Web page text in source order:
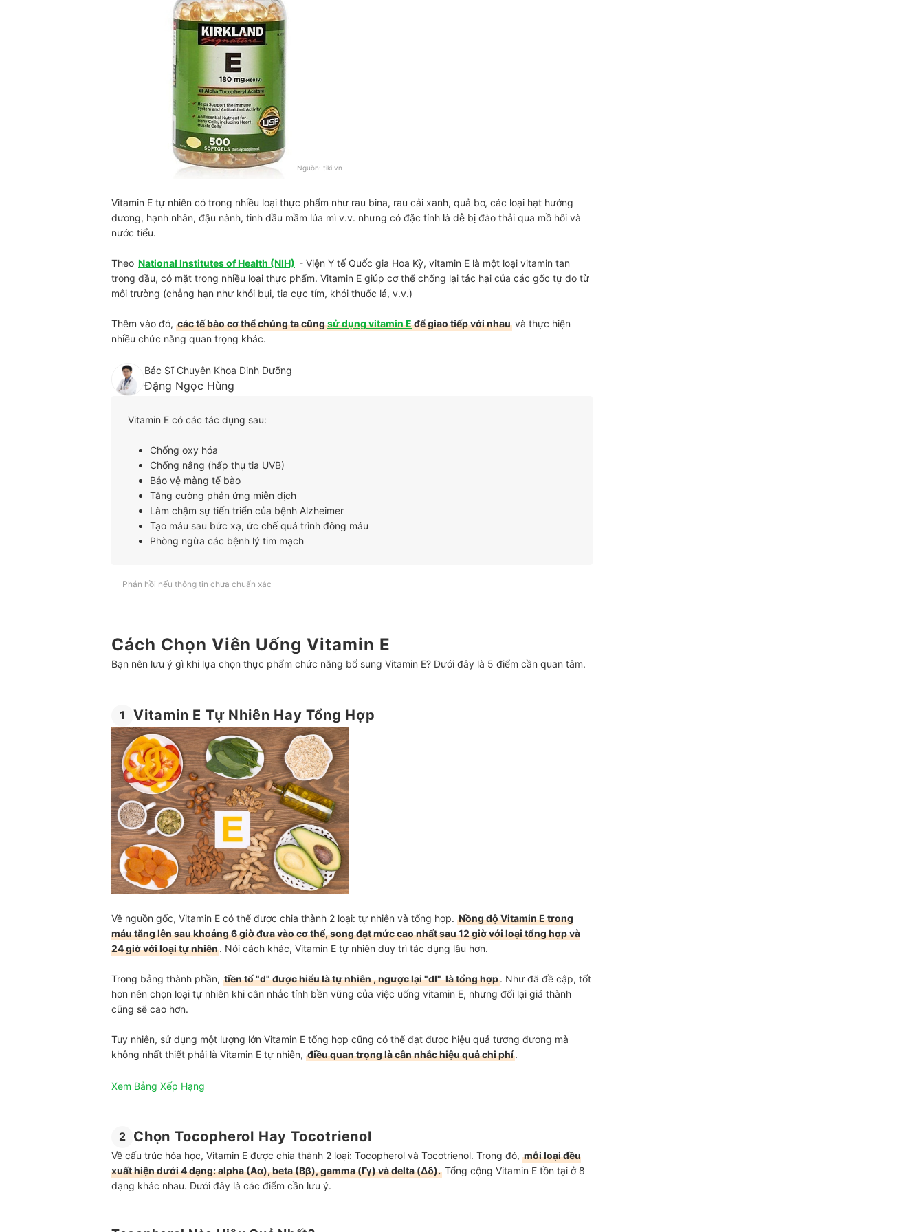
Tác Dụng Phụ của Vitamin E?
Điều Gì Xảy Ra Khi Dùng Quá Liều?
Những Ai Không Nên Uống Vitamin E?
Các Câu Hỏi Thường Gặp - Tư Vấn Bởi Chuyên Gia Dinh Dưỡng Đặng Ngọc Hùng
Uống Vitamin E Có Ảnh Hưởng Đến Kinh Nguyệt Nói Riêng Và Khả Năng Sinh Sản Nói Chung Không?
Vitamin E Uống Lúc Nào Tốt Nhất?
Tham Khảo Sản Phẩm Liên Quan
Nguồn: tiki.vn
Vitamin E tự nhiên có trong nhiều loại thực phẩm như rau bina, rau cải xanh, quả bơ, các loại hạt hướng
dương, hạnh nhân, đậu nành, tinh dầu mầm lúa mì v.v. nhưng có đặc tính là dễ bị đào thải qua mồ hôi và
nước tiểu.
Theo National Institutes of Health (NIH) - Viện Y tế Quốc gia Hoa Kỳ, vitamin E là một loại vitamin tan
trong dầu, có mặt trong nhiều loại thực phẩm. Vitamin E giúp cơ thể chống lại tác hại của các gốc tự do từ
môi trường (chẳng hạn như khói bụi, tia cực tím, khói thuốc lá, v.v.)
Thêm vào đó, các tế bào cơ thể chúng ta cũngsử dụng vitamin Eđể giao tiếp với nhau và thực hiện
nhiều chức năng quan trọng khác.
Bác Sĩ Chuyên Khoa Dinh Dưỡng
Đặng Ngọc Hùng
Vitamin E có các tác dụng sau:
Chống oxy hóa
Chống nắng (hấp thụ tia UVB)
Bảo vệ màng tế bào
Tăng cường phản ứng miễn dịch
Làm chậm sự tiến triển của bệnh Alzheimer
Tạo máu sau bức xạ, ức chế quá trình đông máu
Phòng ngừa các bệnh lý tim mạch
Phản hồi nếu thông tin chưa chuẩn xác
Cách Chọn Viên Uống Vitamin E
Bạn nên lưu ý gì khi lựa chọn thực phẩm chức năng bổ sung Vitamin E? Dưới đây là 5 điểm cần quan tâm.
1 Vitamin E Tự Nhiên Hay Tổng Hợp
Về nguồn gốc, Vitamin E có thể được chia thành 2 loại: tự nhiên và tổng hợp. Nồng độ Vitamin E trong
máu tăng lên sau khoảng 6 giờ đưa vào cơ thể, song đạt mức cao nhất sau 12 giờ với loại tổng hợp và
24 giờ với loại tự nhiên. Nói cách khác, Vitamin E tự nhiên duy trì tác dụng lâu hơn.
Trong bảng thành phần, tiền tố "d" được hiểu là tự nhiên , ngược lại "dl" là tổng hợp. Như đã đề cập, tốt
hơn nên chọn loại tự nhiên khi cân nhắc tính bền vững của việc uống vitamin E, nhưng đổi lại giá thành
cũng sẽ cao hơn.
Tuy nhiên, sử dụng một lượng lớn Vitamin E tổng hợp cũng có thể đạt được hiệu quả tương đương mà
không nhất thiết phải là Vitamin E tự nhiên, điều quan trọng là cân nhắc hiệu quả chi phí.
Xem Bảng Xếp Hạng
2 Chọn Tocopherol Hay Tocotrienol
Về cấu trúc hóa học, Vitamin E được chia thành 2 loại: Tocopherol và Tocotrienol. Trong đó, mỗi loại đều
xuất hiện dưới 4 dạng: alpha (Aα), beta (Bβ), gamma (Γγ) và delta (Δδ). Tổng cộng Vitamin E tồn tại ở 8
dạng khác nhau. Dưới đây là các điểm cần lưu ý.